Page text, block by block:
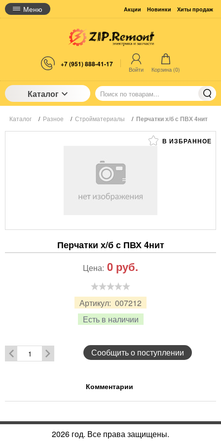
Меню Акции Новинки Хиты продаж
+7 (951) 888-41-17
Войти Корзина (0)
Каталог
Каталог / Разное / Стройматериалы / Перчатки х/б с ПВХ 4нит
В ИЗБРАННОЕ
Перчатки х/б с ПВХ 4нит
Артикул: 007212
Есть в наличии
Цена: 0 руб.
Сообщить о поступлении
Комментарии
2026 год. Все права защищены.